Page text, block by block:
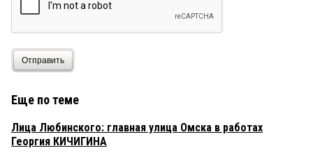
Отправить
Еще по теме
Лица Любинского: главная улица Омска в работах
Георгия КИЧИГИНА